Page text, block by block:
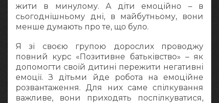
жити в минулому. А діти емоційно – в
сьогоднішньому дні, в майбутньому, вони
менше думають про те, що було.
Я зі своєю групою дорослих проводжу
повний курс «Позитивне батьківство» – як
допомогти своїй дитині пережити негативні
емоції. З дітьми йде робота на емоційне
розвантаження. Для них саме спілкування
важливе, вони приходять поспілкуватися,